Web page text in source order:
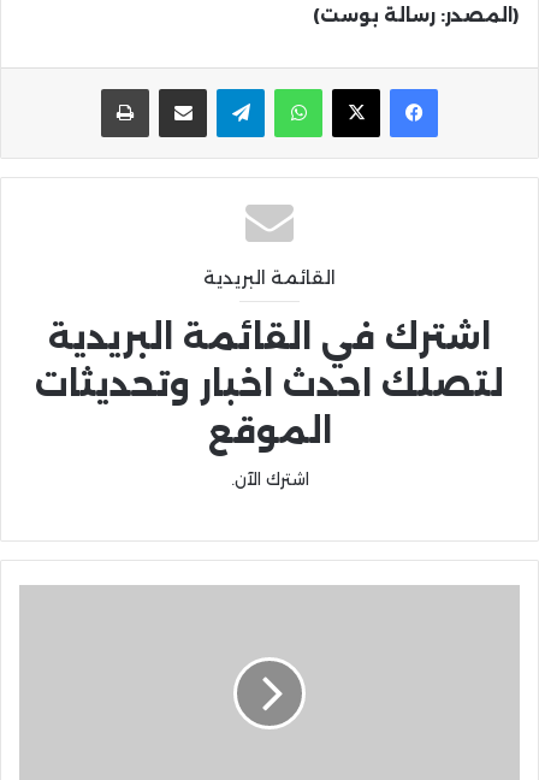
(المصدر: رسالة بوست)
واتساب تيلقرام مشاركة عبر البريد
القائمة البريدية
اشترك في القائمة البريدية
لتصلك احدث اخبار وتحديثات
الموقع
اشترك الآن.